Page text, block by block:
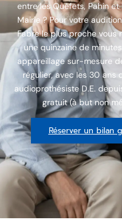
entre les Quéfets, Pahin
Mairie ? Pour votre
Fabre le plus proche vous
une quinzaine de
appareillage sur-mesure
régulier, avec les 30 ans
audioprothésiste D.E.
gratuit (à but non
Réserver un bilan